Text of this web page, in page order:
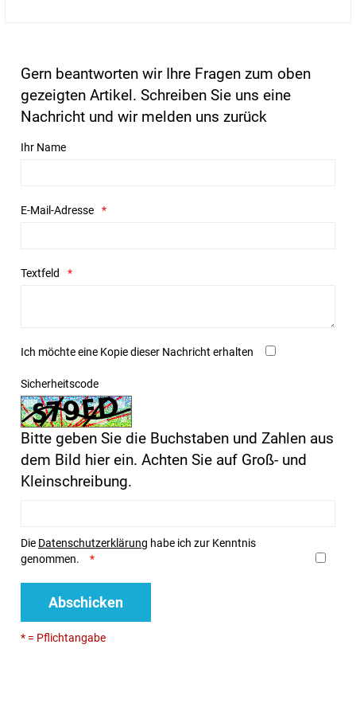
Gern beantworten wir Ihre Fragen zum oben
gezeigten Artikel. Schreiben Sie uns eine
Nachricht und wir melden uns zurück
Ihr Name
E-Mail-Adresse
Textfeld
Ich möchte eine Kopie dieser Nachricht erhalten
Sicherheitscode
Bitte geben Sie die Buchstaben und Zahlen aus
dem Bild hier ein. Achten Sie auf Groß- und
Kleinschreibung.
Die Datenschutzerklärung habe ich zur Kenntnis
genommen.
Abschicken
* = Pflichtangabe